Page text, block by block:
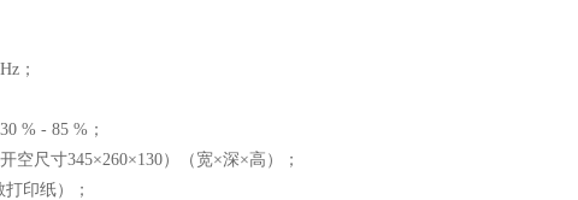
；
% - 85 %；
空尺寸345×260×130）（宽×深×高）；
印纸）；